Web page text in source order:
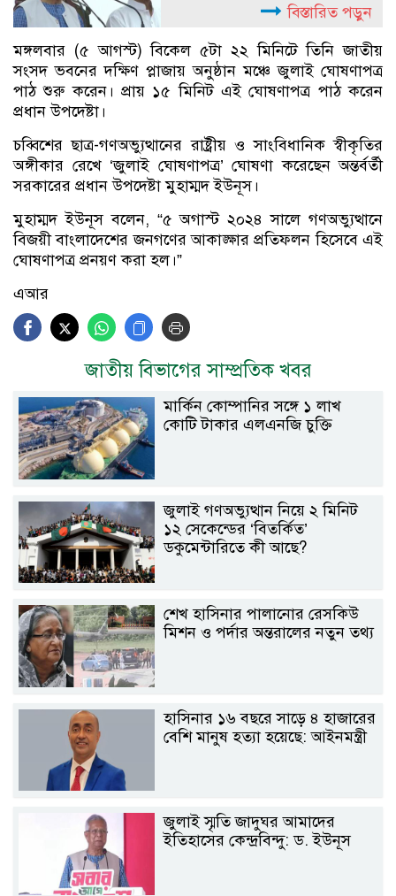
বিস্তারিত পড়ুন
মঙ্গলবার (৫ আগস্ট) বিকেল ৫টা ২২ মিনিটে তিনি জাতীয়
সংসদ ভবনের দক্ষিণ প্লাজায় অনুষ্ঠান মঞ্চে জুলাই ঘোষণাপত্র
পাঠ শুরু করেন। প্রায় ১৫ মিনিট এই ঘোষণাপত্র পাঠ করেন
প্রধান উপদেষ্টা।
চব্বিশের ছাত্র-গণঅভ্যুত্থানের রাষ্ট্রীয় ও সাংবিধানিক স্বীকৃতির
অঙ্গীকার রেখে ‘জুলাই ঘোষণাপত্র’ ঘোষণা করেছেন অন্তর্বর্তী
সরকারের প্রধান উপদেষ্টা মুহাম্মদ ইউনূস।
মুহাম্মদ ইউনূস বলেন, “৫ অগাস্ট ২০২৪ সালে গণঅভ্যুত্থানে
বিজয়ী বাংলাদেশের জনগণের আকাঙ্ক্ষার প্রতিফলন হিসেবে এই
ঘোষণাপত্র প্রনয়ণ করা হল।”
এআর
জাতীয় বিভাগের সাম্প্রতিক খবর
মার্কিন কোম্পানির সঙ্গে ১ লাখ
কোটি টাকার এলএনজি চুক্তি
জুলাই গণঅভ্যুত্থান নিয়ে ২ মিনিট
১২ সেকেন্ডের ‘বিতর্কিত’
ডকুমেন্টারিতে কী আছে?
শেখ হাসিনার পালানোর রেসকিউ
মিশন ও পর্দার অন্তরালের নতুন তথ্য
হাসিনার ১৬ বছরে সাড়ে ৪ হাজারের
বেশি মানুষ হত্যা হয়েছে: আইনমন্ত্রী
জুলাই স্মৃতি জাদুঘর আমাদের
ইতিহাসের কেন্দ্রবিন্দু: ড. ইউনূস